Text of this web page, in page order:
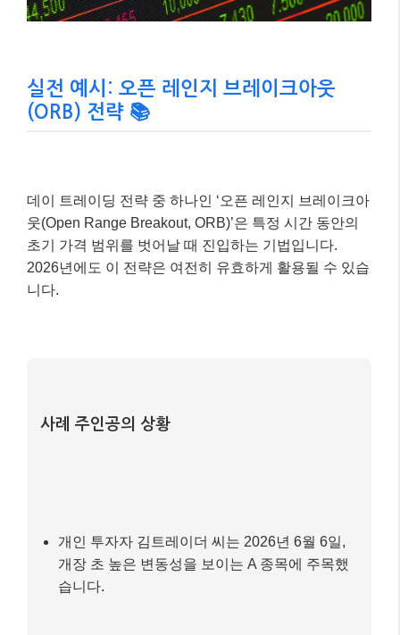
실전 예시: 오픈 레인지 브레이크아웃
(ORB) 전략 📚
데이 트레이딩 전략 중 하나인 ‘오픈 레인지 브레이크아
웃(Open Range Breakout, ORB)’은 특정 시간 동안의
초기 가격 범위를 벗어날 때 진입하는 기법입니다.
2026년에도 이 전략은 여전히 유효하게 활용될 수 있습
니다.
사례 주인공의 상황
개인 투자자 김트레이더 씨는 2026년 6월 6일,
개장 초 높은 변동성을 보이는 A 종목에 주목했
습니다.